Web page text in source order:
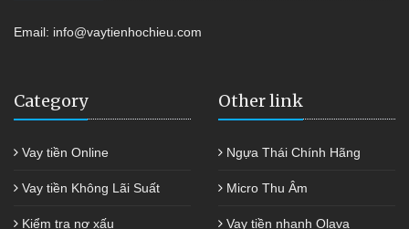
Email: info@vaytienhochieu.com
Category
Vay tiền Online
Vay tiền Không Lãi Suất
Kiểm tra nợ xấu
Other link
Ngựa Thái Chính Hãng
Micro Thu Âm
Vay tiền nhanh Olava